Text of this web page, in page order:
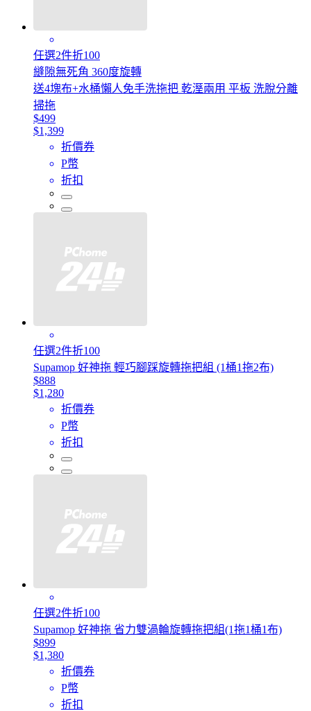
任選2件折100
縫隙無死角 360度旋轉
送4塊布+水桶懶人免手洗拖把 乾溼兩用 平板 洗脫分離
掃拖
$499
$1,399
折價券
P幣
折扣
任選2件折100
Supamop 好神拖 輕巧腳踩旋轉拖把組 (1桶1拖2布)
$888
$1,280
折價券
P幣
折扣
任選2件折100
Supamop 好神拖 省力雙渦輪旋轉拖把組(1拖1桶1布)
$899
$1,380
折價券
P幣
折扣